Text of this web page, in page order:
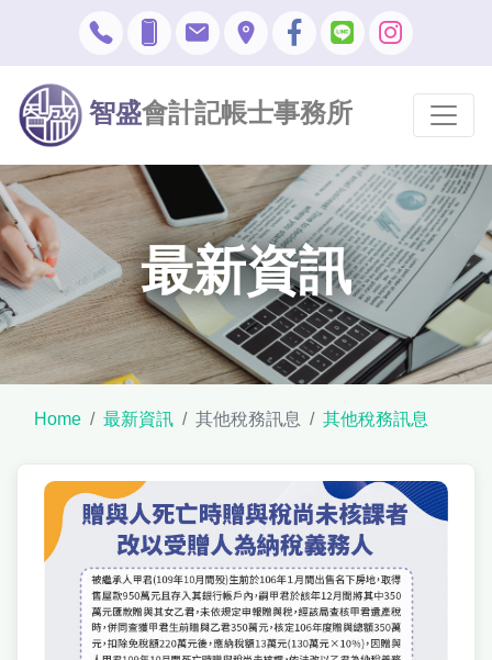
智盛會計記帳士事務所
最新資訊
Home 最新資訊 其他稅務訊息 其他稅務訊息